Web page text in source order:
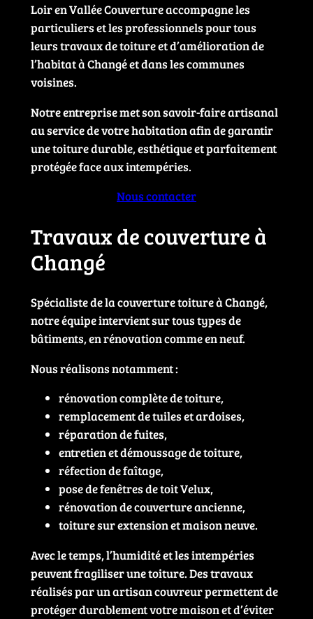
Loir en Vallée Couverture accompagne les
particuliers et les professionnels pour tous
leurs travaux de toiture et d’amélioration de
l’habitat à Changé et dans les communes
voisines.
Notre entreprise met son savoir-faire artisanal
au service de votre habitation afin de garantir
une toiture durable, esthétique et parfaitement
protégée face aux intempéries.
Nous contacter
Travaux de couverture à
Changé
Spécialiste de la couverture toiture à Changé,
notre équipe intervient sur tous types de
bâtiments, en rénovation comme en neuf.
Nous réalisons notamment :
rénovation complète de toiture,
remplacement de tuiles et ardoises,
réparation de fuites,
entretien et démoussage de toiture,
réfection de faîtage,
pose de fenêtres de toit Velux,
rénovation de couverture ancienne,
toiture sur extension et maison neuve.
Avec le temps, l’humidité et les intempéries
peuvent fragiliser une toiture. Des travaux
réalisés par un artisan couvreur permettent de
protéger durablement votre maison et d’éviter